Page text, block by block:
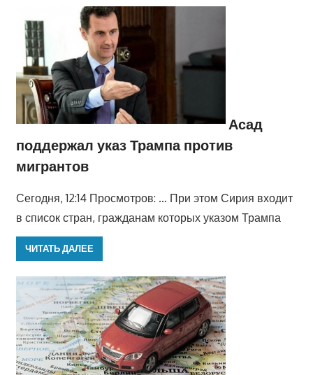
Асад
поддержал указ Трампа против
мигрантов
Сегодня, 12:14 Просмотров: … При этом Сирия входит
в список стран, гражданам которых указом Трампа
ЧИТАТЬ ДАЛЕЕ